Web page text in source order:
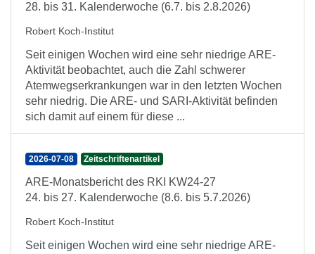
28. bis 31. Kalenderwoche (6.7. bis 2.8.2026)
Robert Koch-Institut
Seit einigen Wochen wird eine sehr niedrige ARE-
Aktivität beobachtet, auch die Zahl schwerer
Atemwegserkrankungen war in den letzten Wochen
sehr niedrig. Die ARE- und SARI-Aktivität befinden
sich damit auf einem für diese ...
2026-07-08 Zeitschriftenartikel
ARE-Monatsbericht des RKI KW24-27
24. bis 27. Kalenderwoche (8.6. bis 5.7.2026)
Robert Koch-Institut
Seit einigen Wochen wird eine sehr niedrige ARE-